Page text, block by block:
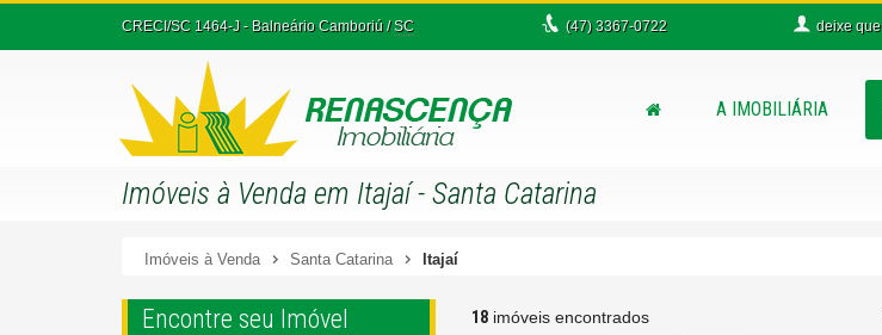
CRECI/SC 1464-J - Balneário Camboriú /SC (47)3367-0722 deixe que
A IMOBILIÁRIA
Imóveis à Venda em Itajaí - Santa Catarina
Imóveis à Venda Santa Catarina Itajaí
Encontre seu Imóvel 18imóveis encontrados